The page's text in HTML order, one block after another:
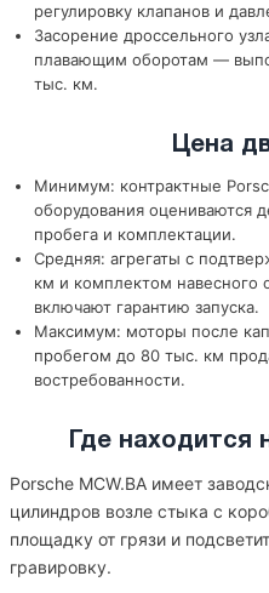
регулировку клапанов и
Засорение дроссельного
плавающим оборотам —
тыс. км.
Цена
Минимум: контрактные
оборудования оцениваются
пробега и комплектации.
Средняя: агрегаты с
км и комплектом навесного
включают гарантию запуска.
Максимум: моторы после
пробегом до 80 тыс. км
востребованности.
Где находится
Porsche MCW.BA имеет
цилиндров возле стыка с
площадку от грязи и
гравировку.